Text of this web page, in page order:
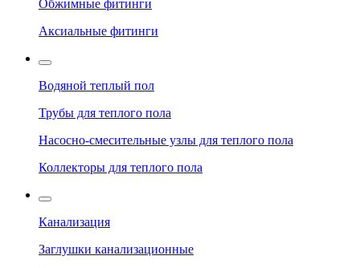
Обжимные фитинги
Аксиальные фитинги
Водяной теплый пол
Трубы для теплого пола
Насосно-смесительные узлы для теплого пола
Коллекторы для теплого пола
Канализация
Заглушки канализационные